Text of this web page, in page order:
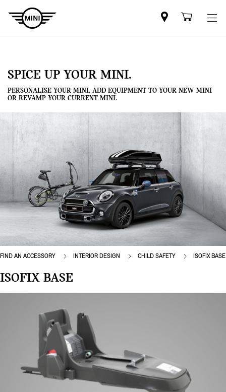
Mini
dealercart
SPICE UP YOUR MINI.
PERSONALISE YOUR MINI. ADD EQUIPMENT TO YOUR NEW MINI
OR REVAMP YOUR CURRENT MINI.
FIND AN ACCESSORY INTERIOR DESIGN CHILD SAFETY ISOFIX BASE
ISOFIX BASE